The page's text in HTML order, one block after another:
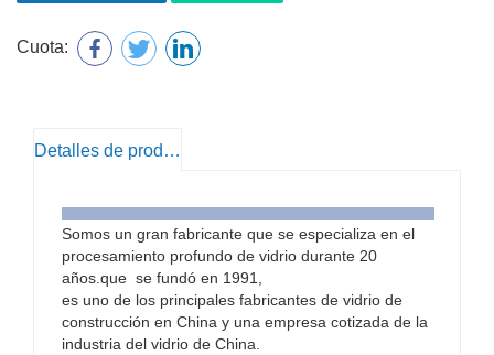
Cuota:
Detalles de producto
Somos un gran fabricante que se especializa en el
procesamiento profundo de vidrio durante 20
años.que se fundó en 1991,
es uno de los principales fabricantes de vidrio de
construcción en China y una empresa cotizada de la
industria del vidrio de China.